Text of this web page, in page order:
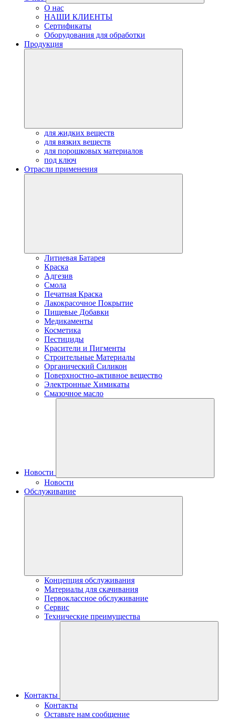
О нас
НАШИ КЛИЕНТЫ
Сертификаты
Оборудования для обработки
Продукция
для жидких веществ
для вязких веществ
для порошковых материалов
под ключ
Отрасли применения
Литиевая Батарея
Краска
Адгезив
Смола
Печатная Краска
Лакокрасочное Покрытие
Пищевые Добавки
Медикаменты
Косметика
Пестициды
Красители и Пигменты
Строительные Материалы
Органический Силикон
Поверхностно-активное вещество
Электронные Химикаты
Смазочное масло
Новости
Новости
Обслуживание
Концепция обслуживания
Материалы для скачивания
Первоклассное обслуживание
Сервис
Технические преимущества
Контакты
Контакты
Оставьте нам сообщение